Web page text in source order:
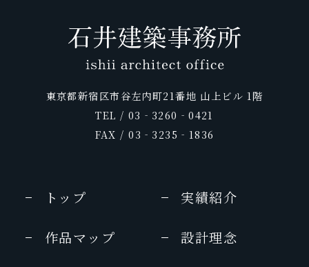
東京都新宿区市谷左内町21番地 山上ビル 1階
TEL / 03‐3260‐0421
FAX / 03‐3235‐1836
トップ 実績紹介
作品マップ 設計理念